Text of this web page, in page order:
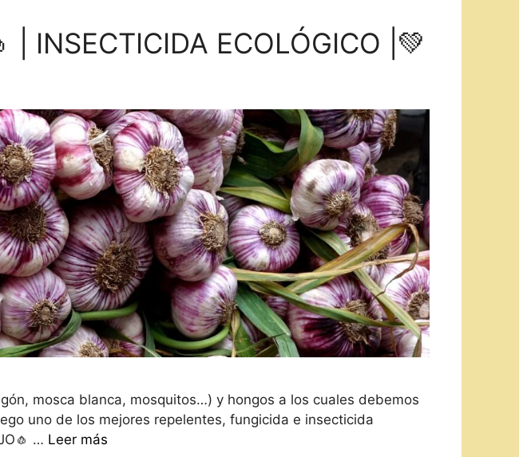
INSECTICIDA ECOLÓGICO |💚
mosca blanca, mosquitos…) y hongos a los cuales debemos
uno de los mejores repelentes, fungicida e insecticida
… Leer más